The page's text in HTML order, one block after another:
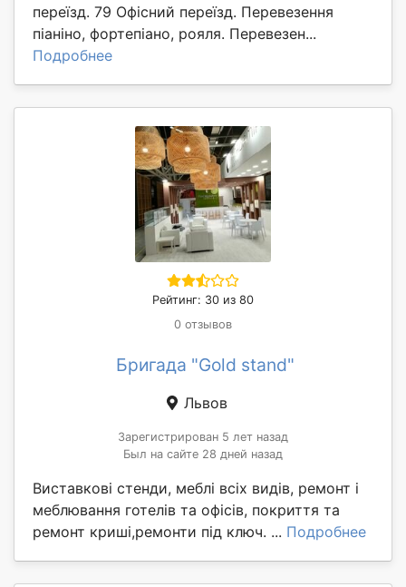
переїзд. 79 Офісний переїзд. Перевезення
піаніно, фортепіано, рояля. Перевезен...
Подробнее
Рейтинг: 30 из 80
0 отзывов
Бригада "Gold stand"
Львов
Зарегистрирован 5 лет назад
Был на сайте 28 дней назад
Виставкові стенди, меблі всіх видів, ремонт і
меблювання готелів та офісів, покриття та
ремонт криші,ремонти під ключ. ... Подробнее